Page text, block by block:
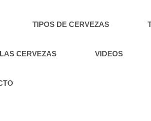
TIPOS DE CERVEZAS
CERVEZAS VIDEOS